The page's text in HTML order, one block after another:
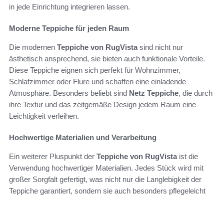
in jede Einrichtung integrieren lassen.
Moderne Teppiche für jeden Raum
Die modernen Teppiche von RugVistasind nicht nur
ästhetisch ansprechend, sie bieten auch funktionale Vorteile.
Diese Teppiche eignen sich perfekt für Wohnzimmer,
Schlafzimmer oder Flure und schaffen eine einladende
Atmosphäre. Besonders beliebt sind Netz Teppiche, die durch
ihre Textur und das zeitgemäße Design jedem Raum eine
Leichtigkeit verleihen.
Hochwertige Materialien und Verarbeitung
Ein weiterer Pluspunkt der Teppiche von RugVistaist die
Verwendung hochwertiger Materialien. Jedes Stück wird mit
großer Sorgfalt gefertigt, was nicht nur die Langlebigkeit der
Teppiche garantiert, sondern sie auch besonders pflegeleicht